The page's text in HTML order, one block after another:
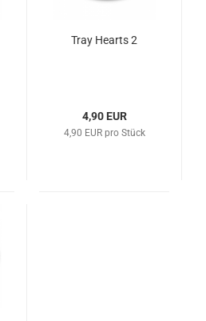
Tray Hearts 2
4,90 EUR
4,90 EUR pro Stück